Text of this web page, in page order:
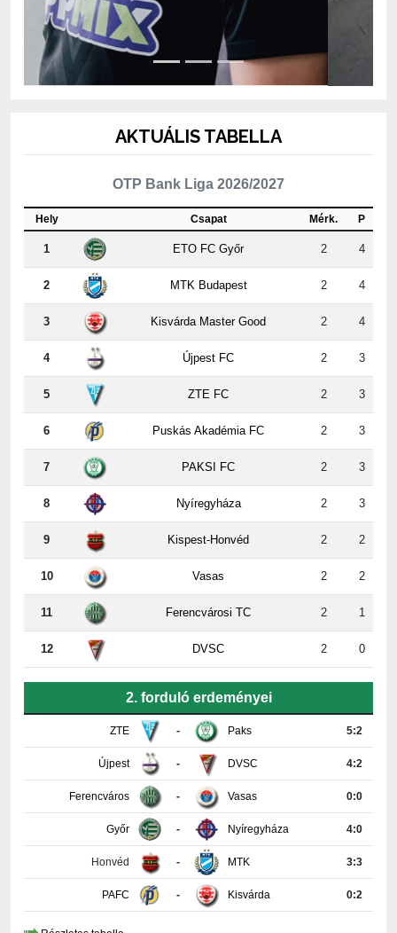
OTP Bank Liga 2026/2027
Csapat
1 ETO FC Győr 2 4
2 MTK Budapest 2 4
3 Kisvárda Master Good 2 4
4 Újpest FC 2 3
5 ZTE FC 2 3
6 Puskás Akadémia FC 2 3
7 PAKSI FC 2 3
8 Nyíregyháza 2 3
9 Kispest-Honvéd 2 2
10 Vasas 2 2
11 Ferencvárosi TC 2 1
12 DVSC 2 0
ZTE - Paks
Újpest DVSC 4:2
Ferencváros Vasas 0:0
Győr Nyíregyháza 4:0
Honvéd MTK 3:3
PAFC Kisvárda 0:2
Részletes tabella